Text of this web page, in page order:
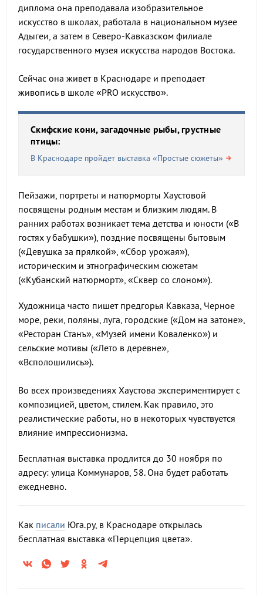
диплома она преподавала изобразительное
искусство в школах, работала в национальном музее
Адыгеи, а затем в Северо-Кавказском филиале
государственного музея искусства народов Востока.
Сейчас она живет в Краснодаре и преподает
живопись в школе «PRO искусство».
Скифские кони, загадочные рыбы, грустные
птицы:
В Краснодаре пройдет выставка «Простые сюжеты»
Пейзажи, портреты и натюрморты Хаустовой
посвящены родным местам и близким людям. В
ранних работах возникает тема детства и юности («В
гостях у бабушки»), поздние посвящены бытовым
(«Девушка за прялкой», «Сбор урожая»),
историческим и этнографическим сюжетам
(«Кубанский натюрморт», «Сквер со слоном»).
Художница часто пишет предгорья Кавказа, Черное
море, реки, поляны, луга, городские («Дом на затоне»,
«Ресторан Станъ», «Музей имени Коваленко») и
сельские мотивы («Лето в деревне»,
«Всполошились»).
Во всех произведениях Хаустова экспериментирует с
композицией, цветом, стилем. Как правило, это
реалистические работы, но в некоторых чувствуется
влияние импрессионизма.
Бесплатная выставка продлится до 30 ноября по
адресу: улица Коммунаров, 58. Она будет работать
ежедневно.
Как писали Юга.ру, в Краснодаре открылась
бесплатная выставка «Перцепция цвета».